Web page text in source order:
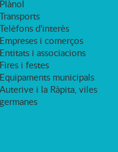
Plànol
Transports
Telèfons d'interès
Empreses i comerços
Entitats i associacions
Fires i festes
Equipaments municipals
Auterive i la Ràpita, viles
germanes